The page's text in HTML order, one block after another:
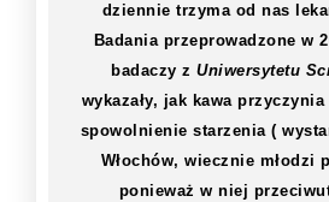
dziennie trzyma od nas
Badania przeprowadzone w
badaczy zUniwersytetu
wykazały, jak kawa
spowolnienie starzenia (
Włochów, wiecznie młodzi
ponieważ w niej